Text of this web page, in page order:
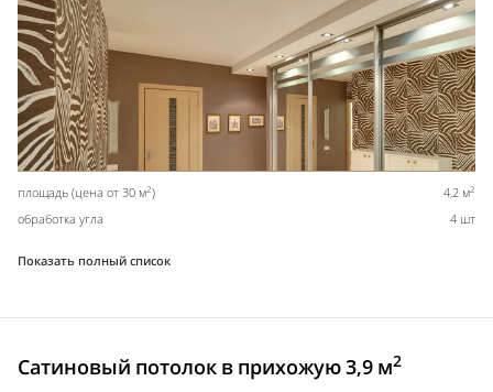
площадь (цена от 30 м2) 4,2 м2
обработка угла 4 шт
Показать полный список
Сатиновый потолок в прихожую 3,9 м2